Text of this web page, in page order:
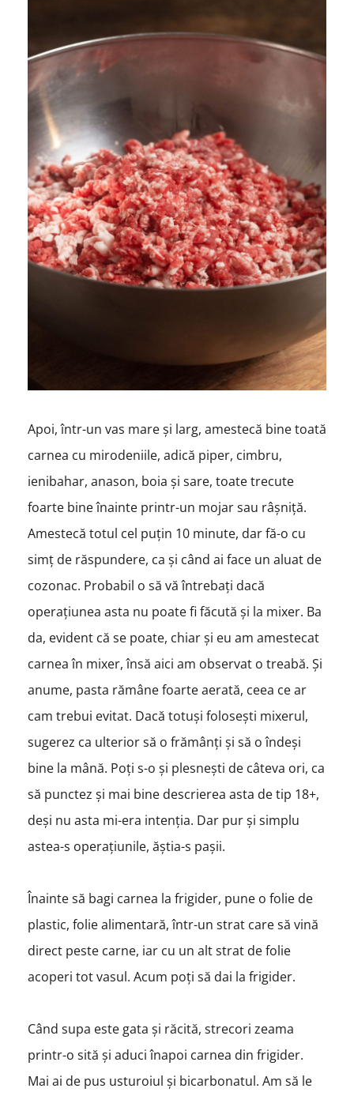
Apoi, într-un vas mare și larg, amestecă bine toată
carnea cu mirodeniile, adică piper, cimbru,
ienibahar, anason, boia și sare, toate trecute
foarte bine înainte printr-un mojar sau râșniță.
Amestecă totul cel puțin 10 minute, dar fă-o cu
simț de răspundere, ca și când ai face un aluat de
cozonac. Probabil o să vă întrebați dacă
operațiunea asta nu poate fi făcută și la mixer. Ba
da, evident că se poate, chiar și eu am amestecat
carnea în mixer, însă aici am observat o treabă. Și
anume, pasta rămâne foarte aerată, ceea ce ar
cam trebui evitat. Dacă totuși folosești mixerul,
sugerez ca ulterior să o frămânți și să o îndeși
bine la mână. Poți s-o și plesnești de câteva ori, ca
să punctez și mai bine descrierea asta de tip 18+,
deși nu asta mi-era intenția. Dar pur și simplu
astea-s operațiunile, ăștia-s pașii.
Înainte să bagi carnea la frigider, pune o folie de
plastic, folie alimentară, într-un strat care să vină
direct peste carne, iar cu un alt strat de folie
acoperi tot vasul. Acum poți să dai la frigider.
Când supa este gata și răcită, strecori zeama
printr-o sită și aduci înapoi carnea din frigider.
Mai ai de pus usturoiul și bicarbonatul. Am să le